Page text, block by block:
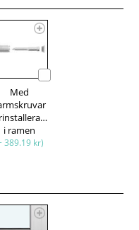
Med
i ramen
389.19 kr)